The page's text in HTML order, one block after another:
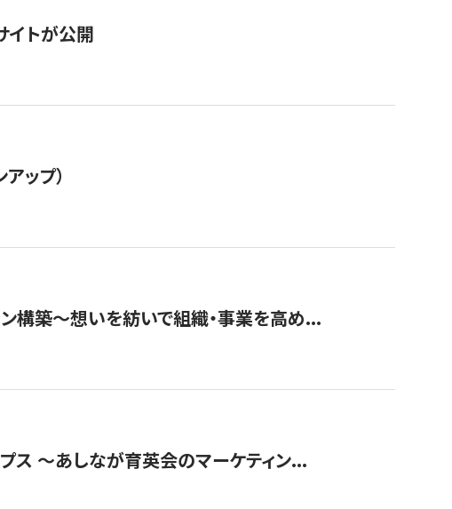
イトが公開
ップ）
ン構築〜想いを紡いで組織・事業を高め...
プス 〜あしなが育英会のマーケティン...